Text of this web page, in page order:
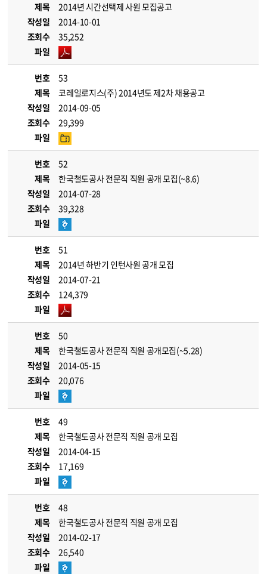
제목
2014년 시간선택제 사원 모집공고
작성일
2014-10-01
조회수
35,252
파일
번호
53
제목
코레일로지스(주) 2014년도 제2차 채용공고
작성일
2014-09-05
조회수
29,399
파일
번호
52
제목
한국철도공사 전문직 직원 공개 모집(~8.6)
작성일
2014-07-28
조회수
39,328
파일
번호
51
제목
2014년 하반기 인턴사원 공개 모집
작성일
2014-07-21
조회수
124,379
파일
번호
50
제목
한국철도공사 전문직 직원 공개모집(~5.28)
작성일
2014-05-15
조회수
20,076
파일
번호
49
제목
한국철도공사 전문직 직원 공개 모집
작성일
2014-04-15
조회수
17,169
파일
번호
48
제목
한국철도공사 전문직 직원 공개 모집
작성일
2014-02-17
조회수
26,540
파일